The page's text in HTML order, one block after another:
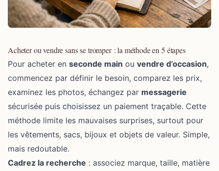
Acheter ou vendre sans se tromper : la méthode en 5 étapes
Pour acheter en seconde main ou vendre d’occasion,
commencez par définir le besoin, comparez les prix,
examinez les photos, échangez par messagerie
sécurisée puis choisissez un paiement traçable. Cette
méthode limite les mauvaises surprises, surtout pour
les vêtements, sacs, bijoux et objets de valeur. Simple,
mais redoutable.
Cadrez la recherche : associez marque, taille, matière